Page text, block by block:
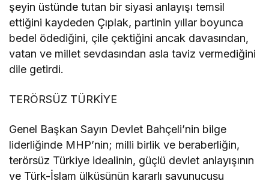
şeyin üstünde tutan bir siyasi anlayışı temsil
ettiğini kaydeden Çıplak, partinin yıllar boyunca
bedel ödediğini, çile çektiğini ancak davasından,
vatan ve millet sevdasından asla taviz vermediğini
dile getirdi.
TERÖRSÜZ TÜRKİYE
Genel Başkan Sayın Devlet Bahçeli’nin bilge
liderliğinde MHP’nin; milli birlik ve beraberliğin,
terörsüz Türkiye idealinin, güçlü devlet anlayışının
ve Türk-İslam ülküsünün kararlı savunucusu